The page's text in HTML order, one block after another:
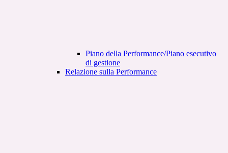
Piano della Performance/Piano esecutivo
di gestione
Relazione sulla Performance